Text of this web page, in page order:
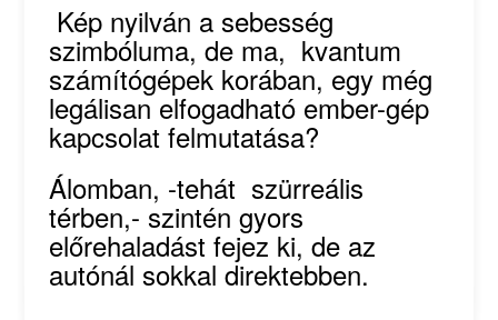
Kép nyilván a sebesség
szimbóluma, de ma, kvantum
számítógépek korában, egy még
legálisan elfogadható ember-gép
kapcsolat felmutatása?
Álomban, -tehát szürreális
térben,- szintén gyors
előrehaladást fejez ki, de az
autónál sokkal direktebben.